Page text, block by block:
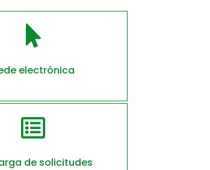

electrónica

de solicitudes